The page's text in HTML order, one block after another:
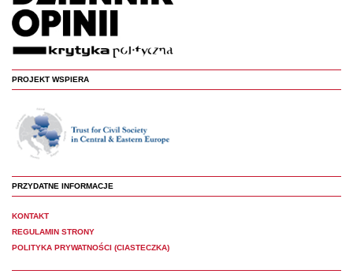
PROJEKT WSPIERA
PRZYDATNE INFORMACJE
KONTAKT
REGULAMIN STRONY
POLITYKA PRYWATNOŚCI (CIASTECZKA)